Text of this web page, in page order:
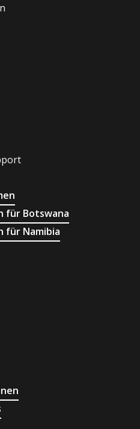
für Botswana
für Namibia